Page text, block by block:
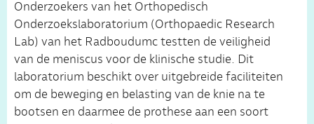
Onderzoekers van het Orthopedisch
Onderzoekslaboratorium (Orthopaedic Research
Lab) van het Radboudumc testten de veiligheid
van de meniscus voor de klinische studie. Dit
laboratorium beschikt over uitgebreide faciliteiten
om de beweging en belasting van de knie na te
bootsen en daarmee de prothese aan een soort